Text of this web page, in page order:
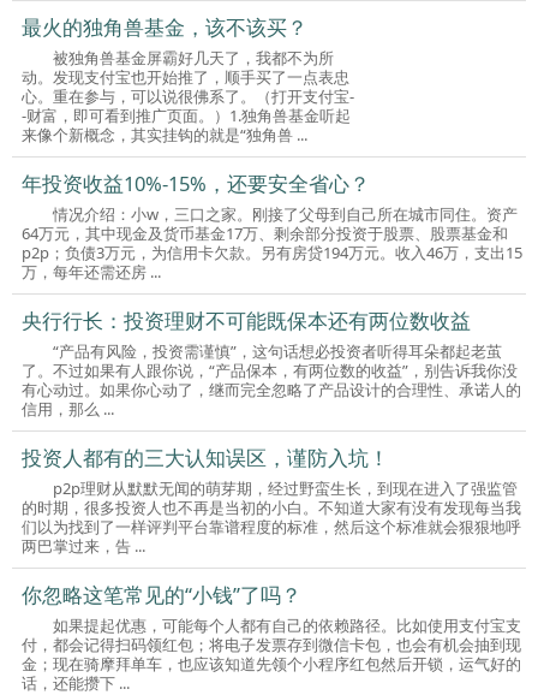
最火的独角兽基金，该不该买？
被独角兽基金屏霸好几天了，我都不为所
动。发现支付宝也开始推了，顺手买了一点表忠
心。重在参与，可以说很佛系了。（打开支付宝-
-财富，即可看到推广页面。）1.独角兽基金听起
来像个新概念，其实挂钩的就是“独角兽 ...
年投资收益10%-15%，还要安全省心？
情况介绍：小w，三口之家。刚接了父母到自己所在城市同住。资产
64万元，其中现金及货币基金17万、剩余部分投资于股票、股票基金和
p2p；负债3万元，为信用卡欠款。另有房贷194万元。收入46万，支出15
万，每年还需还房 ...
央行行长：投资理财不可能既保本还有两位数收益
“产品有风险，投资需谨慎”，这句话想必投资者听得耳朵都起老茧
了。不过如果有人跟你说，“产品保本，有两位数的收益”，别告诉我你没
有心动过。如果你心动了，继而完全忽略了产品设计的合理性、承诺人的
信用，那么 ...
投资人都有的三大认知误区，谨防入坑！
p2p理财从默默无闻的萌芽期，经过野蛮生长，到现在进入了强监管
的时期，很多投资人也不再是当初的小白。不知道大家有没有发现每当我
们以为找到了一样评判平台靠谱程度的标准，然后这个标准就会狠狠地呼
两巴掌过来，告 ...
你忽略这笔常见的“小钱”了吗？
如果提起优惠，可能每个人都有自己的依赖路径。比如使用支付宝支
付，都会记得扫码领红包；将电子发票存到微信卡包，也会有机会抽到现
金；现在骑摩拜单车，也应该知道先领个小程序红包然后开锁，运气好的
话，还能攒下 ...